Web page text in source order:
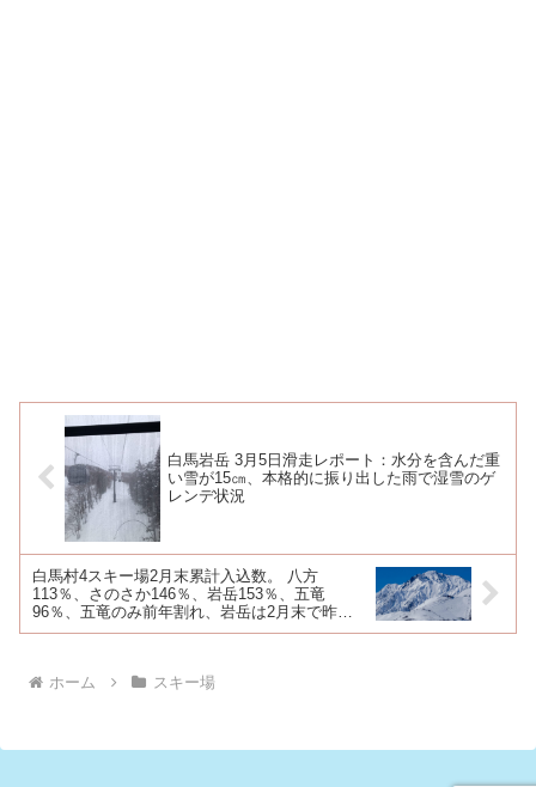
白馬岩岳 3月5日滑走レポート：水分を含んだ重
い雪が15㎝、本格的に振り出した雨で湿雪のゲ
レンデ状況
白馬村4スキー場2月末累計入込数。 八方
113％、さのさか146％、岩岳153％、五竜
96％、五竜のみ前年割れ、岩岳は2月末で昨シ
ーズン超え
ホーム スキー場